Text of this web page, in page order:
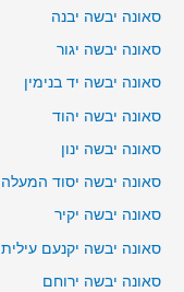
סאונה יבשה יבנה
סאונה יבשה יגור
סאונה יבשה יד בנימין
סאונה יבשה יהוד
סאונה יבשה ינון
סאונה יבשה יסוד המעלה
סאונה יבשה יקיר
סאונה יבשה יקנעם עילית
סאונה יבשה ירוחם